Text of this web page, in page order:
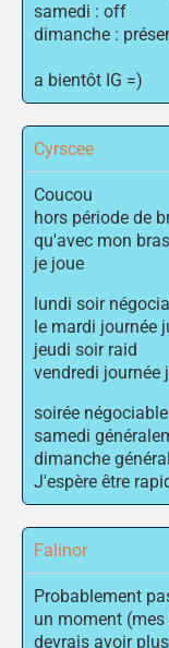
samedi : off
dimanche :
a bientôt IG =)
Cyrscee
Coucou
hors période de
qu'avec mon
je joue
lundi soir
le mardi journée
jeudi soir raid
vendredi journée
soirée
samedi
dimanche
J'espère être
Falinor
Probablement
un moment
devrais avoir